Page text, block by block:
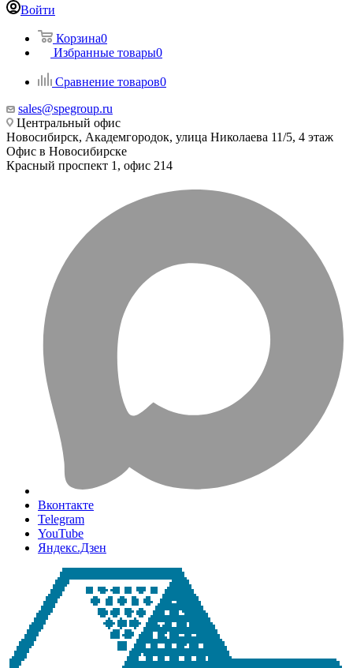
Войти
Корзина0
Избранные товары0
Сравнение товаров0
sales@spegroup.ru
Центральный офис
Новосибирск, Академгородок, улица Николаева 11/5, 4 этаж
Офис в Новосибирске
Красный проспект 1, офис 214
Вконтакте
Telegram
YouTube
Яндекс.Дзен